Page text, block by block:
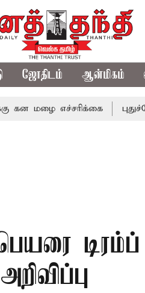
ஜோதிடம் ஆன்மிகம்
எச்சரிக்கை புதுச்சேரி
டிரம்ப்